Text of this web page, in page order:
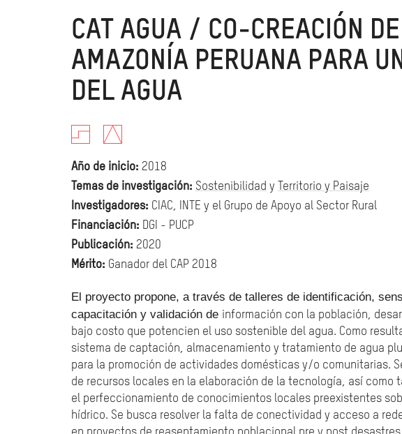
CAT AGUA / CO-CREACIÓN
AMAZONÍA PERUANA PARA
DEL AGUA
Año de inicio: 2018
Temas de investigación: Sostenibilidad y
Territorio y Paisaje
Investigadores: CIAC, INTE y el Grupo de Apoyo al Sector Rural
Financiación: DGI - PUCP
Publicación: 2020
Mérito: Ganador del CAP 2018
El proyecto propone, a través de talleres de identificación,
capacitación y validación de información con la población,
bajo costo que potencien el uso sostenible del agua. Como
sistema de captación, almacenamiento y tratamiento de agua
para la promoción de actividades domésticas y/o comunitarias.
de recursos locales en la elaboración de la tecnología, así como
el perfeccionamiento de conocimientos locales preexistentes
hídrico. Se busca resolver la falta de conectividad y acceso a